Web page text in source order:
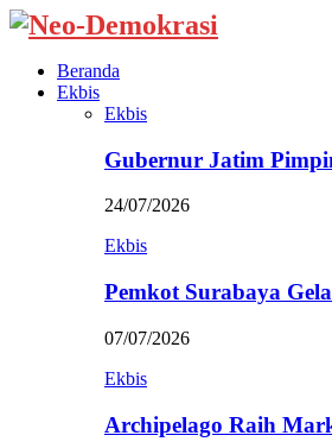
Beranda
Ekbis
Ekbis
Gubernur Jatim
24/07/2026
Ekbis
Pemkot Surabaya
07/07/2026
Ekbis
Archipelago Raih